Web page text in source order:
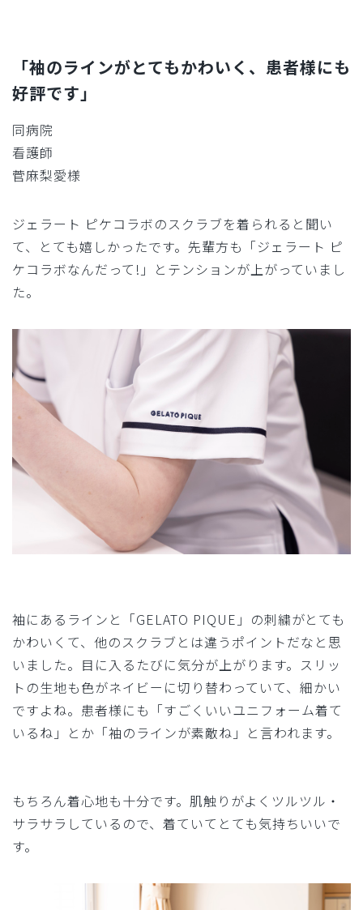
「袖のラインがとてもかわいく、患者様にも
好評です」
同病院
看護師
菅麻梨愛様
ジェラート ピケコラボのスクラブを着られると聞い
て、とても嬉しかったです。先輩方も「ジェラート ピ
ケコラボなんだって!」とテンションが上がっていまし
た。
袖にあるラインと「GELATO PIQUE」の刺繍がとても
かわいくて、他のスクラブとは違うポイントだなと思
いました。目に入るたびに気分が上がります。スリッ
トの生地も色がネイビーに切り替わっていて、細かい
ですよね。患者様にも「すごくいいユニフォーム着て
いるね」とか「袖のラインが素敵ね」と言われます。
もちろん着心地も十分です。肌触りがよくツルツル・
サラサラしているので、着ていてとても気持ちいいで
す。